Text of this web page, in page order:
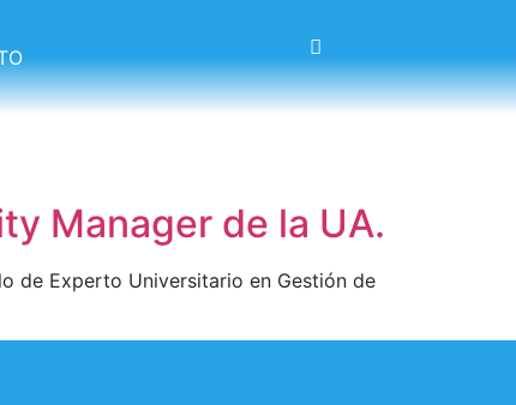
Manager de la UA.
de Experto Universitario en Gestión de